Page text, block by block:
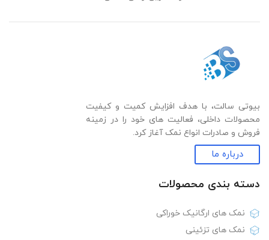
بیوتی سالت، با هدف افزایش کمیت و کیفیت
محصولات داخلی، فعالیت های خود را در زمینه
فروش و صادرات انواع نمک آغاز کرد.
درباره ما
دسته بندی‌ محصولات
نمک های ارگانیک خوراکی
نمک های تزئینی